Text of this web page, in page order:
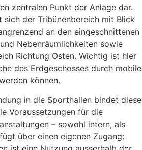
zentralen Punkt der Anlage dar.
der Tribünenbereich mit Blick
an den eingeschnittenen
Nebenräumlichkeiten sowie
Richtung Osten. Wichtig ist hier
des Erdgeschosses durch mobile
können.
in die Sporthallen bindet diese
Voraussetzungen für die
– sowohl intern, als
über einen eigenen Zugang: